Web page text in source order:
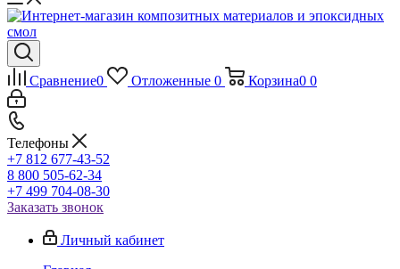
Сравнение0 Отложенные 0 Корзина0 0
Телефоны
+7 812 677-43-52
8 800 505-62-34
+7 499 704-08-30
Заказать звонок
Личный кабинет